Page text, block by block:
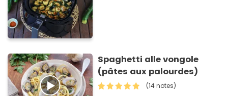
Spaghetti alle vongole
(pâtes aux palourdes)
(14 notes)